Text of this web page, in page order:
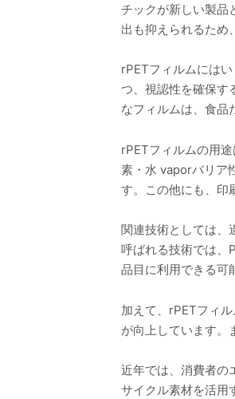
チックが新しい製品
出も抑えられるため
rPETフィルムには
つ、視認性を確保す
なフィルムは、食品
rPETフィルムの用
素・水 vaporバリア
す。この他にも、印
関連技術としては、
呼ばれる技術では、
品目に利用できる可
加えて、rPETフィ
が向上しています。
近年では、消費者の
サイクル素材を活用